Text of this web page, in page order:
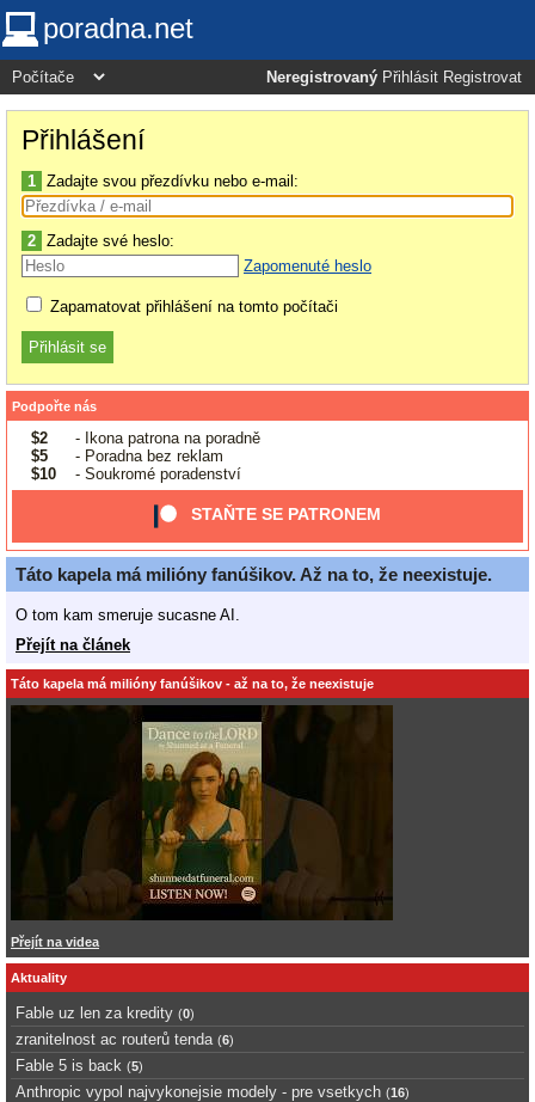
poradna.net
Neregistrovaný Přihlásit Registrovat
Přihlášení
1 Zadajte svou přezdívku nebo e-mail:
2 Zadajte své heslo:
Zapomenuté heslo
Zapamatovat přihlášení na tomto počítači
Podpořte nás
$2
- Ikona patrona na poradně
$5
- Poradna bez reklam
$10
- Soukromé poradenství
STAŇTE SE PATRONEM
Táto kapela má milióny fanúšikov. Až na to, že neexistuje.
O tom kam smeruje sucasne AI.
Přejít na článek
Táto kapela má milióny fanúšikov - až na to, že neexistuje
Přejít na videa
Aktuality
Fable uz len za kredity (0)
zranitelnost ac routerů tenda (6)
Fable 5 is back (5)
Anthropic vypol najvykonejsie modely - pre vsetkych (16)